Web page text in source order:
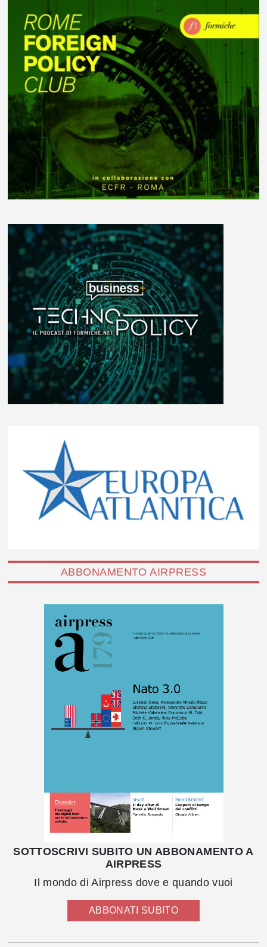
ABBONAMENTO AIRPRESS
SOTTOSCRIVI SUBITO UN ABBONAMENTO A
AIRPRESS
Il mondo di Airpress dove e quando vuoi
ABBONATI SUBITO